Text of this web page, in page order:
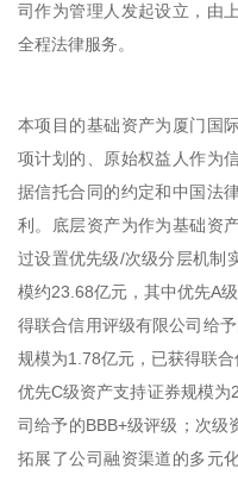
司作为管理人发起设立，由
全程法律服务。
本项目的基础资产为厦门国
项计划的、原始权益人作为
据信托合同的约定和中国法
利。底层资产为作为基础资
过设置优先级/次级分层机制
模约23.68亿元，其中优先A
得联合信用评级有限公司给
规模为1.78亿元，已获得联
优先C级资产支持证券规模
司给予的BBB+级评级；次级
拓展了公司融资渠道的多元